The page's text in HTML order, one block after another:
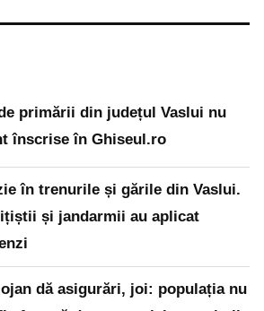
primării din județul Vaslui nu
înscrise în Ghiseul.ro
în trenurile și gările din Vaslui.
și jandarmii au aplicat
dă asigurări, joi: populația nu